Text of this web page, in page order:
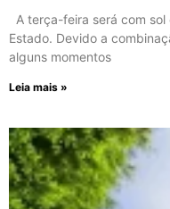
A terça-feira será com
Estado. Devido a
alguns momentos
Leia mais »